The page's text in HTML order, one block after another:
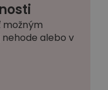
možným
alebo v